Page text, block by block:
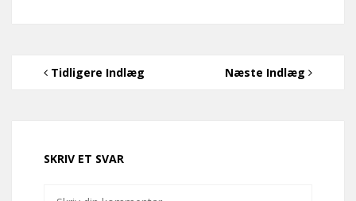
Tidligere Indlæg Næste Indlæg
SKRIV ET SVAR